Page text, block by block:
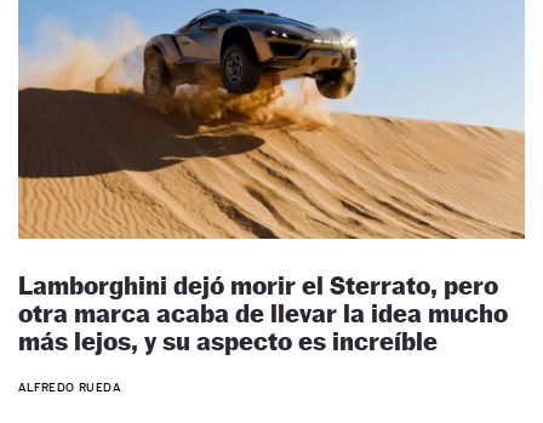
Lamborghini dejó morir el Sterrato, pero
otra marca acaba de llevar la idea mucho
más lejos, y su aspecto es increíble
ALFREDO RUEDA